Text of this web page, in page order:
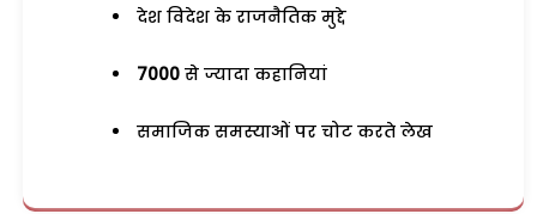
देश विदेश के राजनैतिक मुद्दे
7000 से ज्यादा कहानियां
समाजिक समस्याओं पर चोट करते लेख